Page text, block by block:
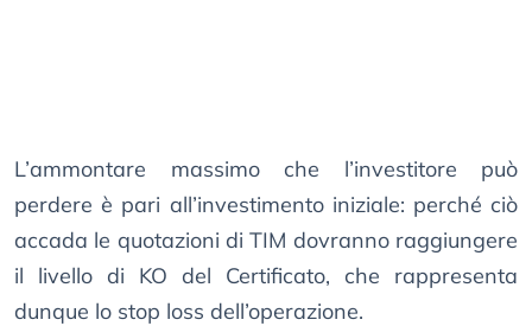
L’ammontare massimo che l’investitore può
perdere è pari all’investimento iniziale: perché ciò
accada le quotazioni di TIM dovranno raggiungere
il livello di KO del Certificato, che rappresenta
dunque lo stop loss dell’operazione.